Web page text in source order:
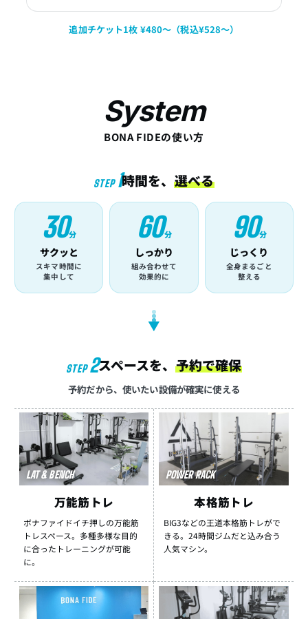
追加チケット1枚 ¥480〜（税込¥528〜）
System
BONA FIDEの使い方
STEP 1時間を、 選べる
30分
サクッと
スキマ時間に
集中して
60分
しっかり
組み合わせて
効果的に
90分
じっくり
全身まるごと
整える
▼
STEP 2スペースを、 予約で確保
予約だから、使いたい設備が確実に使える
LAT & BENCH
万能筋トレ
ボナファイドイチ押しの万能筋
トレスペース。多種多様な目的
に合ったトレーニングが可能
に。
POWER RACK
本格筋トレ
BIG3などの王道本格筋トレがで
きる。24時間ジムだと込み合う
人気マシン。